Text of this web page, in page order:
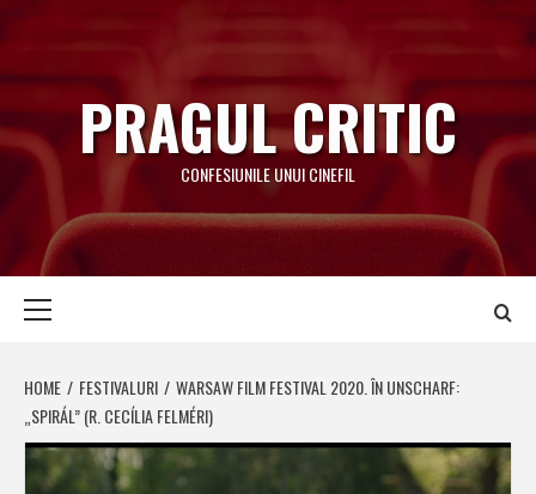
to
content
PRAGUL CRITIC
CONFESIUNILE UNUI CINEFIL
HOME FESTIVALURI
WARSAW FILM FESTIVAL 2020. ÎN UNSCHARF:
„SPIRÁL” (R. CECÍLIA FELMÉRI)